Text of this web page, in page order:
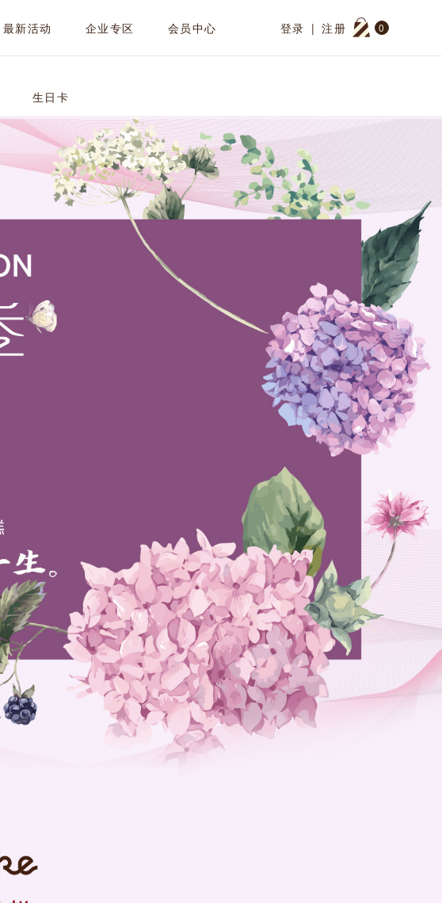
最新活动 企业专区 会员中心 0
登录 | 注册
生日卡